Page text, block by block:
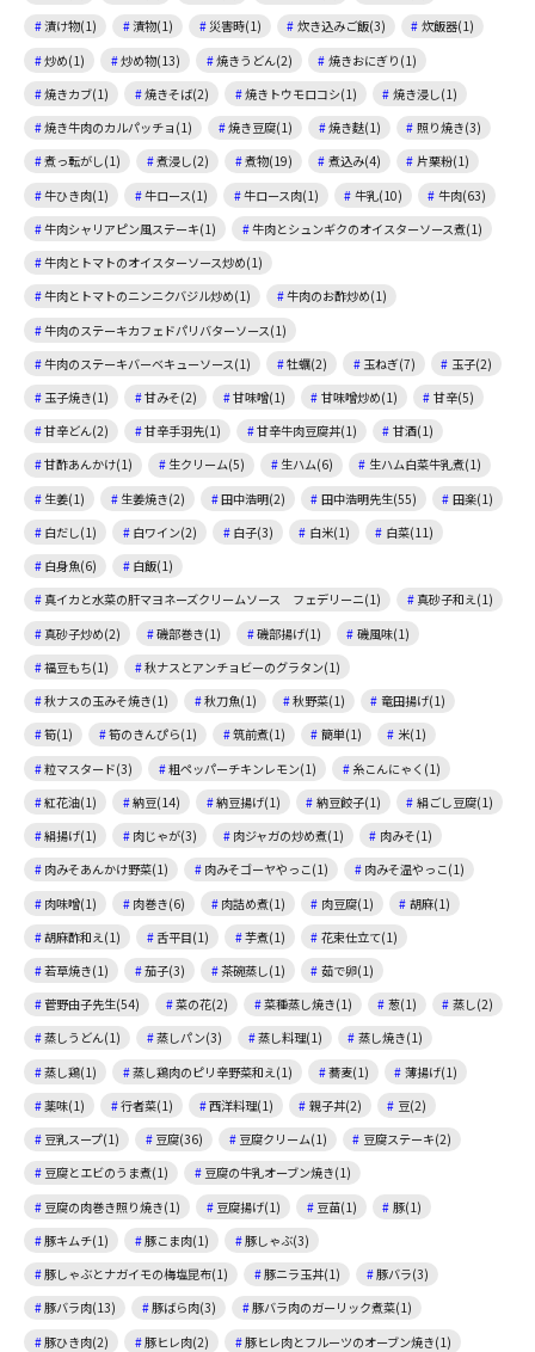
漬け物(1)
漬物(1) 災害時(1) 炊き込みご飯(3)
炊飯器(1)
炒め(1)
炒め物(13) 焼きうどん(2)
焼きおにぎり(1)
焼きカブ(1)
焼きそば(2) 焼きトウモロコシ(1)
焼き浸し(1)
焼き牛肉のカルパッチョ(1)
焼き豆腐(1) 焼き麩(1)
照り焼き(3)
煮っ転がし(1)
煮浸し(2) 煮物(19) 煮込み(4)
片栗粉(1)
牛ひき肉(1)
牛ロース(1) 牛ロース肉(1) 牛乳(10)
牛肉(63)
牛肉シャリアピン風ステーキ(1)
牛肉とシュンギクのオイスターソース煮(1)
牛肉とトマトのオイスターソース炒め(1)
牛肉とトマトのニンニクバジル炒め(1)
牛肉のお酢炒め(1)
牛肉のステーキカフェドパリバターソース(1)
牛肉のステーキバーベキューソース(1)
牡蠣(2) 玉ねぎ(7)
玉子(2)
玉子焼き(1)
甘みそ(2) 甘味噌(1) 甘味噌炒め(1)
甘辛(5)
甘辛どん(2)
甘辛手羽先(1) 甘辛牛肉豆腐丼(1)
甘酒(1)
甘酢あんかけ(1)
生クリーム(5) 生ハム(6)
生ハム白菜牛乳煮(1)
生姜(1)
生姜焼き(2) 田中浩明(2) 田中浩明先生(55)
田楽(1)
白だし(1)
白ワイン(2) 白子(3) 白米(1)
白菜(11)
白身魚(6)
白飯(1)
真イカと水菜の肝マヨネーズクリームソース フェデリーニ(1)
真砂子和え(1)
真砂子炒め(2)
磯部巻き(1) 磯部揚げ(1)
磯風味(1)
福豆もち(1)
秋ナスとアンチョビーのグラタン(1)
秋ナスの玉みそ焼き(1)
秋刀魚(1) 秋野菜(1)
竜田揚げ(1)
筍(1)
筍のきんぴら(1) 筑前煮(1) 簡単(1)
米(1)
粒マスタード(3)
粗ペッパーチキンレモン(1)
糸こんにゃく(1)
紅花油(1)
納豆(14) 納豆揚げ(1) 納豆餃子(1)
絹ごし豆腐(1)
絹揚げ(1)
肉じゃが(3) 肉ジャガの炒め煮(1)
肉みそ(1)
肉みそあんかけ野菜(1)
肉みそゴーヤやっこ(1)
肉みそ温やっこ(1)
肉味噌(1)
肉巻き(6) 肉詰め煮(1) 肉豆腐(1)
胡麻(1)
胡麻酢和え(1)
舌平目(1) 芋煮(1)
花束仕立て(1)
若草焼き(1)
茄子(3) 茶碗蒸し(1)
茹で卵(1)
菅野由子先生(54)
菜の花(2) 菜種蒸し焼き(1) 葱(1)
蒸し(2)
蒸しうどん(1)
蒸しパン(3) 蒸し料理(1)
蒸し焼き(1)
蒸し鶏(1)
蒸し鶏肉のピリ辛野菜和え(1) 蕎麦(1)
薄揚げ(1)
薬味(1)
行者菜(1) 西洋料理(1) 親子丼(2)
豆(2)
豆乳スープ(1)
豆腐(36) 豆腐クリーム(1)
豆腐ステーキ(2)
豆腐とエビのうま煮(1)
豆腐の牛乳オーブン焼き(1)
豆腐の肉巻き照り焼き(1)
豆腐揚げ(1) 豆苗(1)
豚(1)
豚キムチ(1)
豚こま肉(1)
豚しゃぶ(3)
豚しゃぶとナガイモの梅塩昆布(1)
豚ニラ玉丼(1)
豚バラ(3)
豚バラ肉(13)
豚ばら肉(3)
豚バラ肉のガーリック煮菜(1)
豚ひき肉(2)
豚ヒレ肉(2)
豚ヒレ肉とフルーツのオーブン焼き(1)